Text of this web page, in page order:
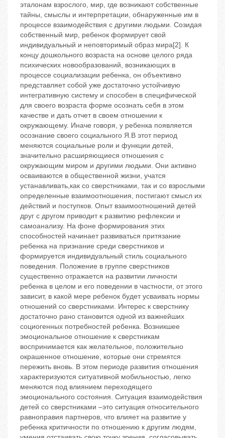
эталонам взрослого, мир, где возникают собственные
тайны, смыслы и интерпретации, обнаруженные им в
процессе взаимодействия с другими людьми. Созидая
собственный мир, ребенок формирует свой
индивидуальный и неповторимый образ мира[2]. К
концу дошкольного возраста на основе целого ряда
психических новообразований, возникающих в
процессе социализации ребенка, он объективно
представляет собой уже достаточно устойчивую
интегративную систему и способен в специфической
для своего возраста форме осознать себя в этом
качестве и дать отчет в своем отношении к
окружающему. Иначе говоря, у ребенка появляется
осознание своего социального Я.В этот период
меняются социальные роли и функции детей,
значительно расширяющиеся отношения с
окружающим миром и другими людьми. Они активно
осваиваются в общественной жизни, учатся
устанавливать,как со сверстниками, так и со взрослыми
определенные взаимоотношения, постигают смысл их
действий и поступков. Опыт взаимоотношений детей
друг с другом приводит к развитию рефлексии и
самоанализу. На фоне формирования этих
способностей начинает развиваться притязание
ребенка на признание среди сверстников и
формируется индивидуальный стиль социального
поведения. Положение в группе сверстников
существенно отражается на развитии личности
ребенка в целом и его поведении в частности, от этого
зависит, в какой мере ребенок будет усваивать нормы
отношений со сверстниками. Интерес к сверстнику
достаточно рано становится одной из важнейших
социогенных потребностей ребенка. Возникшее
эмоциональное отношение к сверстникам
воспринимается как желательное, положительно
окрашенное отношение, которые они стремятся
пережить вновь. В этом периоде развития отношения
характеризуются ситуативной мобильностью, легко
меняются под влиянием переходящего
эмоционального состояния. Ситуация взаимодействия
детей со сверстниками –это ситуация относительного
равноправия партнеров, что влияет на развитие у
ребенка критичности по отношению к другим людям,